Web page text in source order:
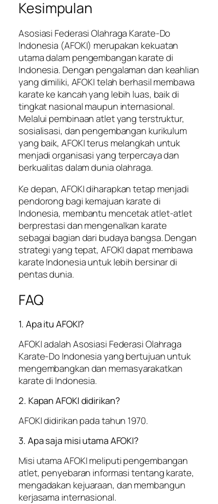
Kesimpulan
Asosiasi Federasi Olahraga Karate-Do
Indonesia (AFOKI) merupakan kekuatan
utama dalam pengembangan karate di
Indonesia. Dengan pengalaman dan keahlian
yang dimiliki, AFOKI telah berhasil membawa
karate ke kancah yang lebih luas, baik di
tingkat nasional maupun internasional.
Melalui pembinaan atlet yang terstruktur,
sosialisasi, dan pengembangan kurikulum
yang baik, AFOKI terus melangkah untuk
menjadi organisasi yang terpercaya dan
berkualitas dalam dunia olahraga.
Ke depan, AFOKI diharapkan tetap menjadi
pendorong bagi kemajuan karate di
Indonesia, membantu mencetak atlet-atlet
berprestasi dan mengenalkan karate
sebagai bagian dari budaya bangsa. Dengan
strategi yang tepat, AFOKI dapat membawa
karate Indonesia untuk lebih bersinar di
pentas dunia.
FAQ
1. Apa itu AFOKI?
AFOKI adalah Asosiasi Federasi Olahraga
Karate-Do Indonesia yang bertujuan untuk
mengembangkan dan memasyarakatkan
karate di Indonesia.
2. Kapan AFOKI didirikan?
AFOKI didirikan pada tahun 1970.
3. Apa saja misi utama AFOKI?
Misi utama AFOKI meliputi pengembangan
atlet, penyebaran informasi tentang karate,
mengadakan kejuaraan, dan membangun
kerjasama internasional.